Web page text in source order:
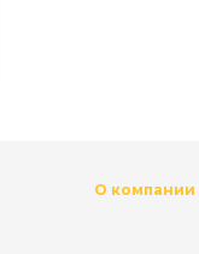
О компании